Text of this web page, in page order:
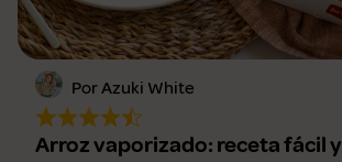
Por Azuki White
Arroz vaporizado: receta fácil y